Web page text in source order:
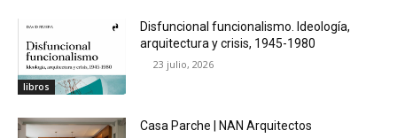
libros
Disfuncional funcionalismo. Ideología,
arquitectura y crisis, 1945-1980
23 julio, 2026
Casa Parche | NAN Arquitectos